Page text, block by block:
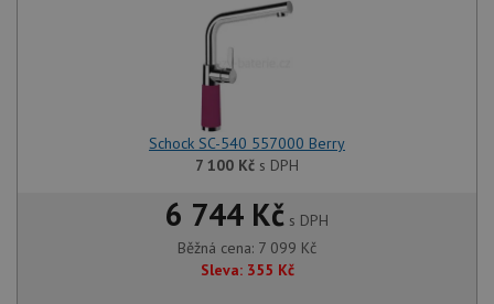
Schock SC-540 557000 Berry
7 100 Kč s DPH
6 744 Kč s DPH
Běžná cena: 7 099 Kč
Sleva: 355 Kč